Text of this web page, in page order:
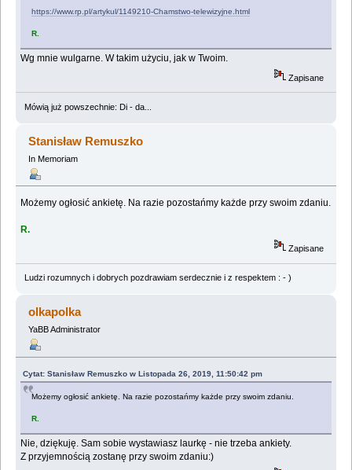
https://www.rp.pl/artykul/1149210-Chamstwo-telewizyjne.html
R.
Wg mnie wulgarne. W takim użyciu, jak w Twoim.
Zapisane
Mówią już powszechnie: Di - da...
Stanisław Remuszko
In Memoriam
Możemy ogłosić ankietę. Na razie pozostańmy każde przy swoim zdaniu.
R.
Zapisane
Ludzi rozumnych i dobrych pozdrawiam serdecznie i z respektem : - )
olkapolka
YaBB Administrator
Cytat: Stanisław Remuszko w Listopada 26, 2019, 11:50:42 pm
Możemy ogłosić ankietę. Na razie pozostańmy każde przy swoim zdaniu.
R.
Nie, dziękuję. Sam sobie wystawiasz laurkę - nie trzeba ankiety.
Z przyjemnością zostanę przy swoim zdaniu:)